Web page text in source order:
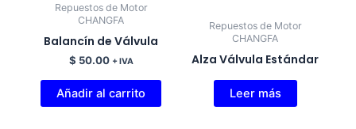
Repuestos de Motor
CHANGFA
Balancín de Válvula
$ 50.00 + IVA
Añadir al carrito
Repuestos de Motor
CHANGFA
Alza Válvula Estándar
Leer más